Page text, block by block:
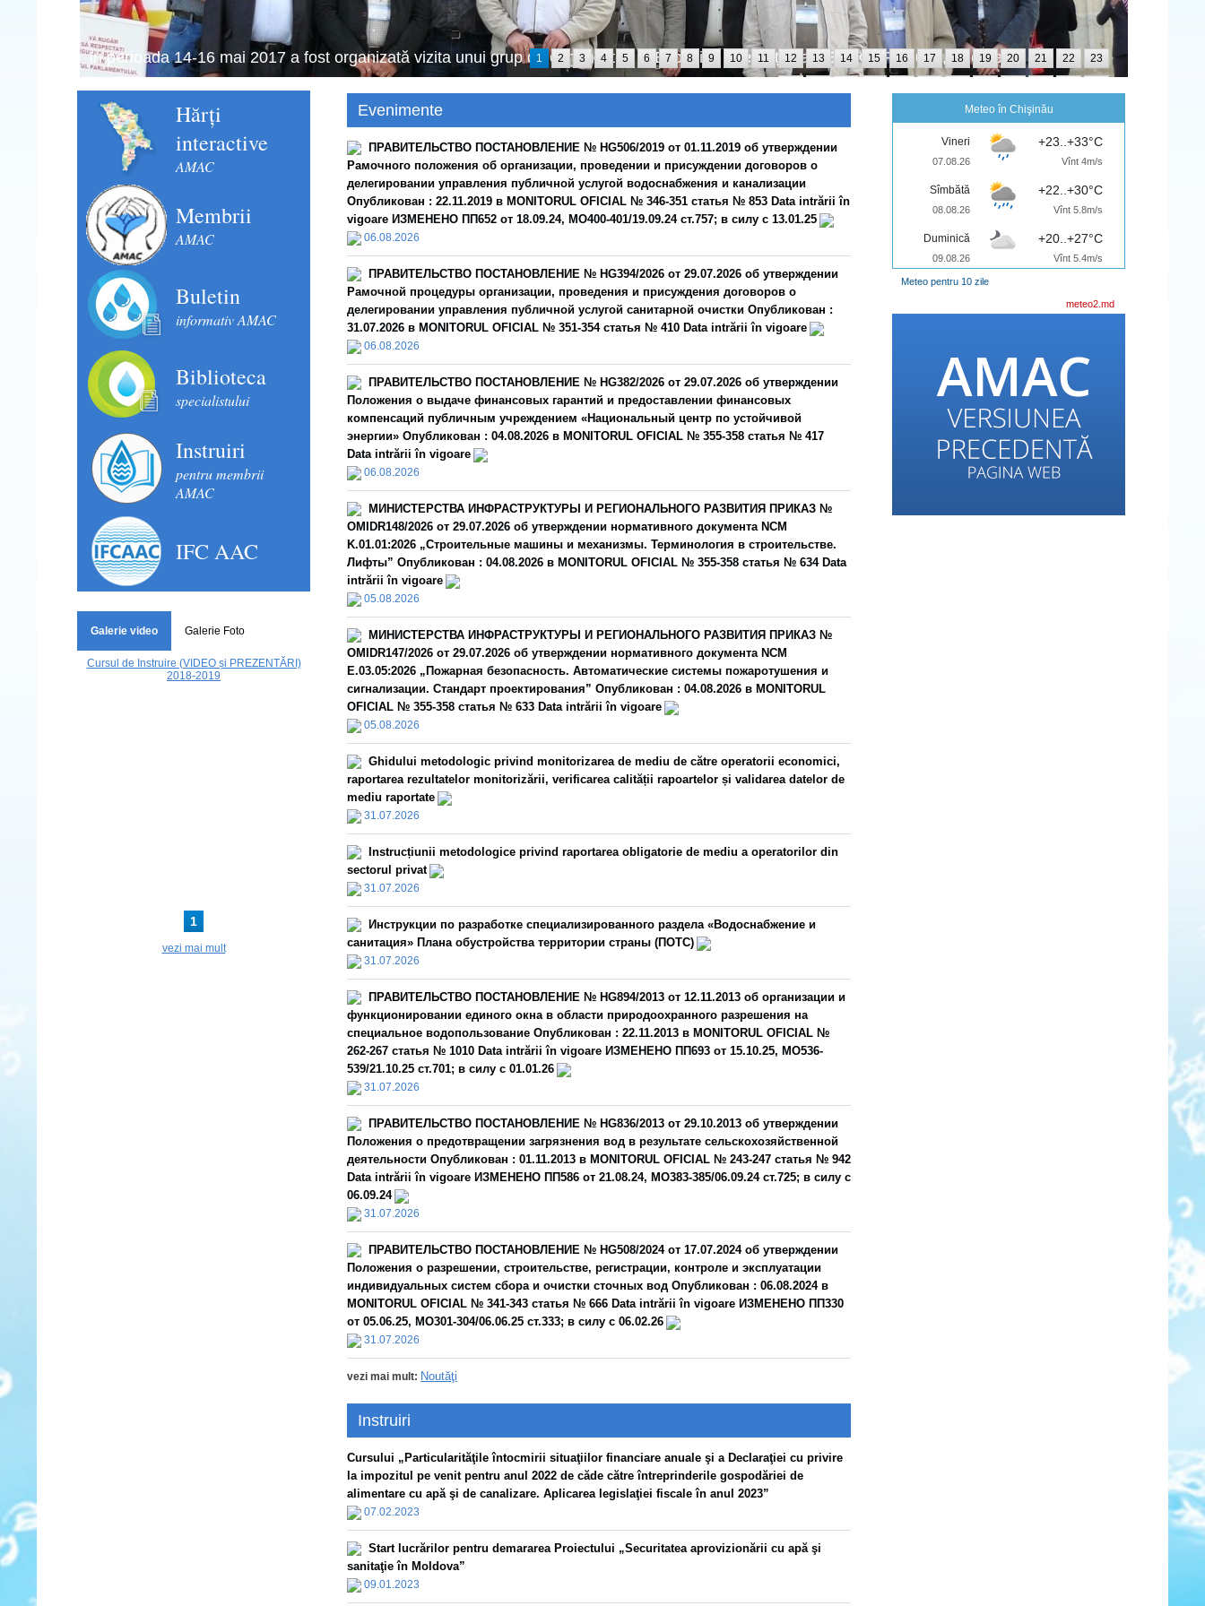
Schimbul de experiență în domeniul financiar contabil, la Centrul de Formare Profesională din cadrul SC ApaVital SA, orașul Iași, România (26-28
septembrie 2018).
1 2 3 4 5 6 7 8 9 10 11 12 13 14 15 16 17 18 19 20 21 22 23
Hărți
interactive
AMAC
Membrii
AMAC
Buletin
informativ AMAC
Biblioteca
specialistului
Instruiri
pentru membrii
AMAC
IFC AAC
Galerie video Galerie Foto
Cursul de Instruire (VIDEO și PREZENTĂRI)
2018-2019
1
vezi mai mult
Evenimente
ПРАВИТЕЛЬСТВО ПОСТАНОВЛЕНИЕ № HG506/2019 от 01.11.2019 об утверждении
Рамочного положения об организации, проведении и присуждении договоров о
делегировании управления публичной услугой водоснабжения и канализации
Опубликован : 22.11.2019 в MONITORUL OFICIAL № 346-351 статья № 853 Data intrării în
vigoare ИЗМЕНЕНО ПП652 от 18.09.24, MO400-401/19.09.24 ст.757; в силу с 13.01.25
06.08.2026
ПРАВИТЕЛЬСТВО ПОСТАНОВЛЕНИЕ № HG394/2026 от 29.07.2026 об утверждении
Рамочной процедуры организации, проведения и присуждения договоров о
делегировании управления публичной услугой санитарной очистки Опубликован :
31.07.2026 в MONITORUL OFICIAL № 351-354 статья № 410 Data intrării în vigoare
06.08.2026
ПРАВИТЕЛЬСТВО ПОСТАНОВЛЕНИЕ № HG382/2026 от 29.07.2026 oб утверждении
Положения о выдаче финансовых гарантий и предоставлении финансовых
компенсаций публичным учреждением «Национальный центр по устойчивой
энергии» Опубликован : 04.08.2026 в MONITORUL OFICIAL № 355-358 статья № 417
Data intrării în vigoare
06.08.2026
МИНИСТЕРСТВА ИНФРАСТРУКТУРЫ И РЕГИОНАЛЬНОГО РАЗВИТИЯ ПРИКАЗ №
OMIDR148/2026 от 29.07.2026 об утверждении нормативного документа NCM
K.01.01:2026 „Строительные машины и механизмы. Терминология в строительстве.
Лифты” Опубликован : 04.08.2026 в MONITORUL OFICIAL № 355-358 статья № 634 Data
intrării în vigoare
05.08.2026
МИНИСТЕРСТВА ИНФРАСТРУКТУРЫ И РЕГИОНАЛЬНОГО РАЗВИТИЯ ПРИКАЗ №
OMIDR147/2026 от 29.07.2026 об утверждении нормативного документа NCM
E.03.05:2026 „Пожарная безопасность. Автоматические системы пожаротушения и
сигнализации. Стандарт проектирования” Опубликован : 04.08.2026 в MONITORUL
OFICIAL № 355-358 статья № 633 Data intrării în vigoare
05.08.2026
Ghidului metodologic privind monitorizarea de mediu de către operatorii economici,
raportarea rezultatelor monitorizării, verificarea calității rapoartelor și validarea datelor de
mediu raportate
31.07.2026
Instrucțiunii metodologice privind raportarea obligatorie de mediu a operatorilor din
sectorul privat
31.07.2026
Инструкции по разработке специализированного раздела «Водоснабжение и
санитация» Плана обустройства территории страны (ПОТС)
31.07.2026
ПРАВИТЕЛЬСТВО ПОСТАНОВЛЕНИЕ № HG894/2013 от 12.11.2013 об организации и
функционировании единого окна в области природоохранного разрешения на
специальное водопользование Опубликован : 22.11.2013 в MONITORUL OFICIAL №
262-267 статья № 1010 Data intrării în vigoare ИЗМЕНЕНО ПП693 от 15.10.25, MO536-
539/21.10.25 ст.701; в силу с 01.01.26
31.07.2026
ПРАВИТЕЛЬСТВО ПОСТАНОВЛЕНИЕ № HG836/2013 от 29.10.2013 об утверждении
Положения о предотвращении загрязнения вод в результате сельскохозяйственной
деятельности Опубликован : 01.11.2013 в MONITORUL OFICIAL № 243-247 статья № 942
Data intrării în vigoare ИЗМЕНЕНО ПП586 от 21.08.24, МО383-385/06.09.24 ст.725; в силу с
06.09.24
31.07.2026
ПРАВИТЕЛЬСТВО ПОСТАНОВЛЕНИЕ № HG508/2024 от 17.07.2024 oб утверждении
Положения о разрешении, строительстве, регистрации, контроле и эксплуатации
индивидуальных систем сбора и очистки сточных вод Опубликован : 06.08.2024 в
MONITORUL OFICIAL № 341-343 статья № 666 Data intrării în vigoare ИЗМЕНЕНО ПП330
от 05.06.25, МО301-304/06.06.25 ст.333; в силу с 06.02.26
31.07.2026
vezi mai mult: Noutăţi
Instruiri
Сursului „Particularităţile întocmirii situaţiilor financiare anuale şi a Declaraţiei cu privire
la impozitul pe venit pentru anul 2022 de căde către întreprinderile gospodăriei de
alimentare cu apă şi de canalizare. Aplicarea legislaţiei fiscale în anul 2023”
07.02.2023
Start lucrărilor pentru demararea Proiectului „Securitatea aprovizionării cu apă şi
sanitaţie în Moldova”
09.01.2023
Meteo în Chişinău
Vineri
07.08.26
+23..+33°C
Vînt 4m/s
Sîmbătă
08.08.26
+22..+30°C
Vînt 5.8m/s
Duminică
09.08.26
+20..+27°C
Vînt 5.4m/s
Meteo pentru 10 zile
meteo2.md